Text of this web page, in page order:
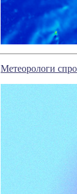
Метеорологи